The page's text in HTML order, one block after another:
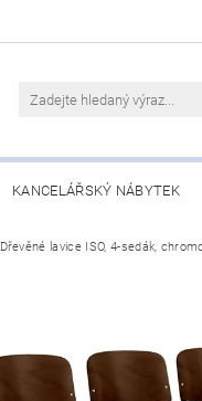
KANCELÁŘSKÝ NÁBYTEK
OBCHODNÍ PODMÍNKY
Dřevěné lavice ISO, 4-sedák,